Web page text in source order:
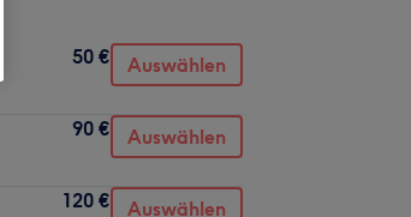
50 € Auswählen
90 € Auswählen
120 € Auswählen